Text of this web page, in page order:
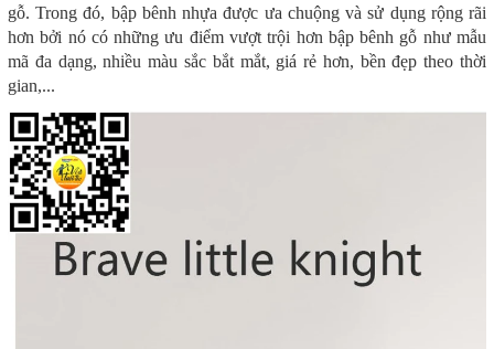
gỗ. Trong đó, bập bênh nhựa được ưa chuộng và sử dụng rộng rãi
hơn bởi nó có những ưu điểm vượt trội hơn bập bênh gỗ như mẫu
mã đa dạng, nhiều màu sắc bắt mắt, giá rẻ hơn, bền đẹp theo thời
gian,...